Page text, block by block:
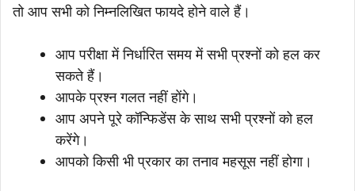
तो आप सभी को निम्नलिखित फायदे होने वाले हैं।
आप परीक्षा में निर्धारित समय में सभी प्रश्नों को हल कर
सकते हैं।
आपके प्रश्न गलत नहीं होंगे।
आप अपने पूरे कॉन्फिडेंस के साथ सभी प्रश्नों को हल
करेंगे।
आपको किसी भी प्रकार का तनाव महसूस नहीं होगा।